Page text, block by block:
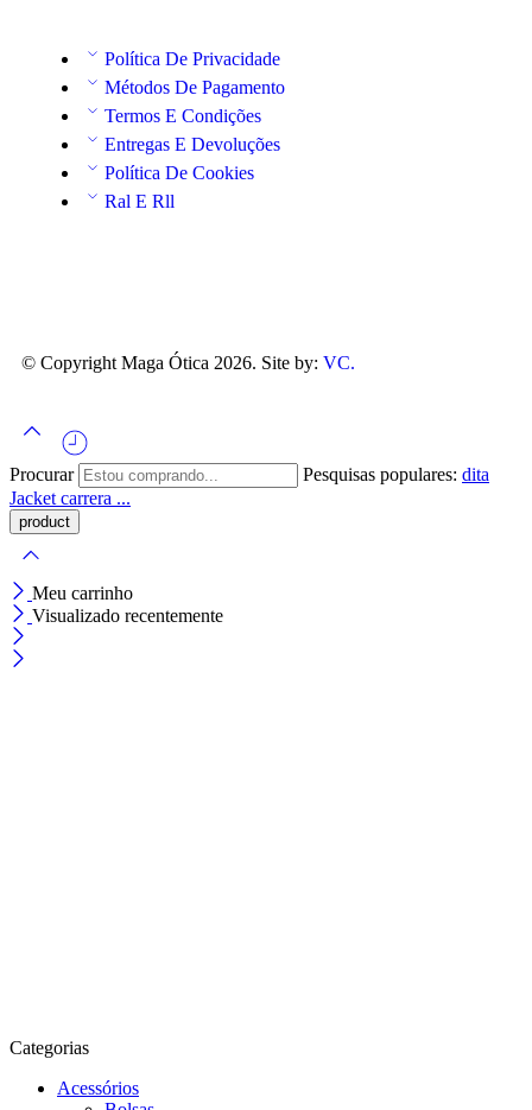
Política De Privacidade
Métodos De Pagamento
Termos E Condições
Entregas E Devoluções
Política De Cookies
Ral E Rll
© Copyright Maga Ótica 2026. Site by: VC.
Procurar Pesquisas populares: dita
Jacket carrera ...
Meu carrinho
Visualizado recentemente
Categorias
Acessórios